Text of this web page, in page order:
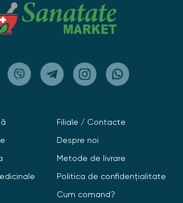
Filiale / Contacte
Despre noi
Metode de livrare
Politica de confidențialitate
Cum comand?